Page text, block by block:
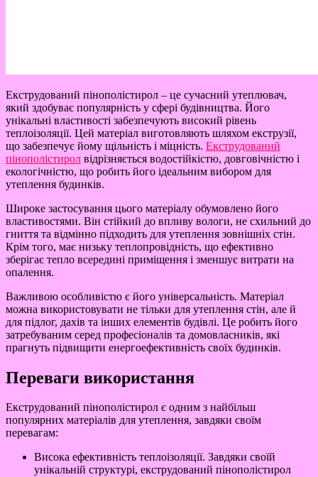
Екструдований пінополістирол – це сучасний утеплювач,
який здобуває популярність у сфері будівництва. Його
унікальні властивості забезпечують високий рівень
теплоізоляції. Цей матеріал виготовляють шляхом екструзії,
що забезпечує йому щільність і міцність. Екструдований
пінополістирол відрізняється водостійкістю, довговічністю і
екологічністю, що робить його ідеальним вибором для
утеплення будинків.
Широке застосування цього матеріалу обумовлено його
властивостями. Він стійкий до впливу вологи, не схильний до
гниття та відмінно підходить для утеплення зовнішніх стін.
Крім того, має низьку теплопровідність, що ефективно
зберігає тепло всередині приміщення і зменшує витрати на
опалення.
Важливою особливістю є його універсальність. Матеріал
можна використовувати не тільки для утеплення стін, але й
для підлог, дахів та інших елементів будівлі. Це робить його
затребуваним серед професіоналів та домовласників, які
прагнуть підвищити енергоефективність своїх будинків.
Переваги використання
Екструдований пінополістирол є одним з найбільш
популярних матеріалів для утеплення, завдяки своїм
перевагам:
Висока ефективність теплоізоляції. Завдяки своїй
унікальній структурі, екструдований пінополістирол